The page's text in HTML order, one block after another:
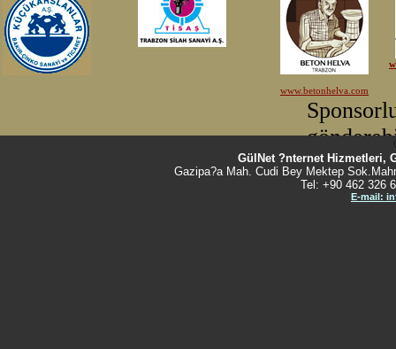
GülNet ?nternet Hizmetleri,
Gazipa?a Mah. Cudi Bey Mektep
Tel: +90 462 326
E-mail: